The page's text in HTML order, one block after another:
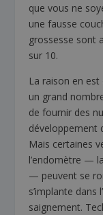
que vous ne
une fausse
grossesse sont
sur 10.
La raison en est
un grand
de fournir des
développement
Mais certaines
l’endomètre —
— peuvent se
s’implante dans
saignement.